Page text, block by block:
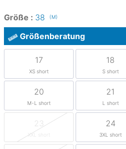
Größe : 38 (M)
Größenberatung
17
XS short
18
S short
20
M-L short
21
L short
23
XXL short
24
3XL short